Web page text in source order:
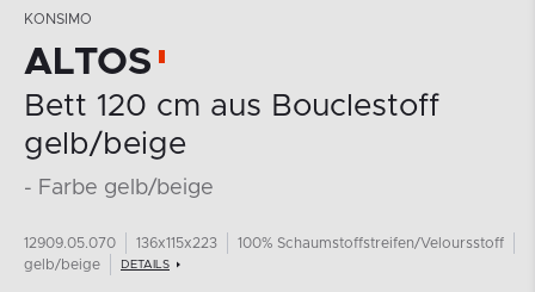
KONSIMO
ALTOS
Bett 120 cm aus Bouclestoff
gelb/beige
- Farbe gelb/beige
12909.05.070 136x115x223
100% Schaumstoffstreifen/Veloursstoff
gelb/beige
DETAILS